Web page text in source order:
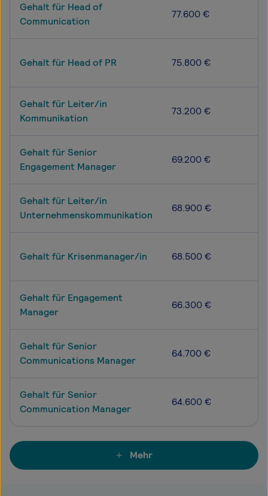
Gehalt für Head of
Communication
77.600 €
Gehalt für Head of PR 75.800 €
Gehalt für Leiter/in
Kommunikation
73.200 €
Gehalt für Senior
Engagement Manager
69.200 €
Gehalt für Leiter/in
Unternehmenskommunikation
68.900 €
Gehalt für Krisenmanager/in 68.500 €
Gehalt für Engagement
Manager
66.300 €
Gehalt für Senior
Communications Manager
64.700 €
Gehalt für Senior
Communication Manager
64.600 €
Mehr